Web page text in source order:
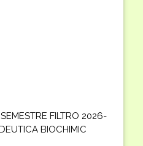
FILTRO 2026-
BIOCHIMIC